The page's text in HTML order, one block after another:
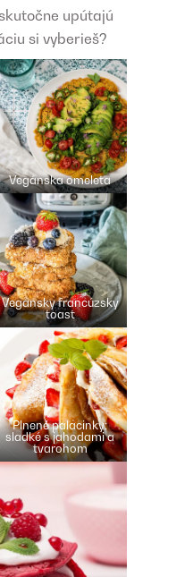
upútajú
si vyberieš?
Vegánska omeleta
Vegánsky francúzsky
toast
Plnené palacinky:
sladké s jahodami a
tvarohom